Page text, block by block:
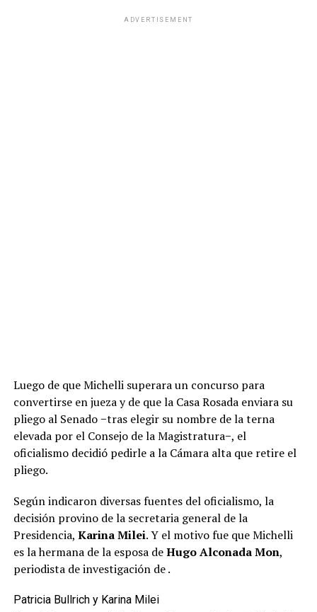
ADVERTISEMENT
Luego de que Michelli superara un concurso para
convertirse en jueza y de que la Casa Rosada enviara su
pliego al Senado −tras elegir su nombre de la terna
elevada por el Consejo de la Magistratura−, el
oficialismo decidió pedirle a la Cámara alta que retire el
pliego.
Según indicaron diversas fuentes del oficialismo, la
decisión provino de la secretaria general de la
Presidencia, Karina Milei. Y el motivo fue que Michelli
es la hermana de la esposa deHugo Alconada Mon,
periodista de investigación de.
Patricia Bullrich y Karina Milei